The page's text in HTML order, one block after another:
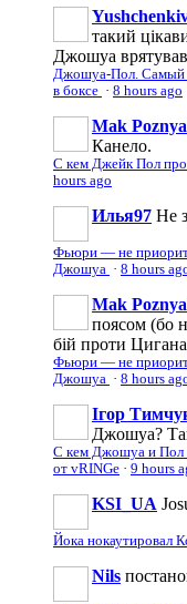
такий
Джошуа врятував
Джошуа-Пол. Самый
в боксе · 8 hours ago
Mak
Канело.
С кем Джейк Пол
hours ago
Илья97 Не
Фьюри — не
Джошуа · 8 hours
Mak
поясом (бо
бій проти
Фьюри — не
Джошуа · 8 hours
Ігор
Джошуа?
С кем Джошуа и Пол
от vRINGe · 9 hours
KSI_UA
Йока нокаутировал
Nils